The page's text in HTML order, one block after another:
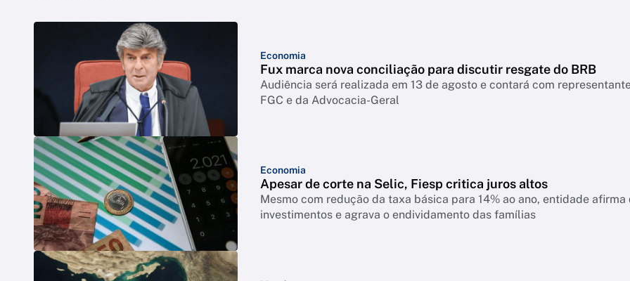
Economia
Fux marca nova conciliação para discutir resgate do BRB
Audiência será realizada em 13 de agosto e contará com
FGC e da Advocacia-Geral
Economia
Apesar de corte na Selic, Fiesp critica juros altos
Mesmo com redução da taxa básica para 14% ao ano, entidade
investimentos e agrava o endividamento das famílias